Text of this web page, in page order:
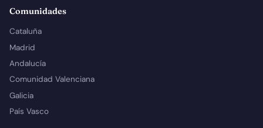
Comunidades
Cataluña
Madrid
Andalucía
Comunidad Valenciana
Galicia
País Vasco